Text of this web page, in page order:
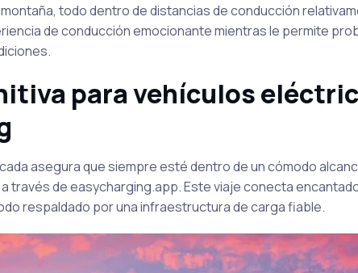
todo dentro de distancias de conducción
de conducción emocionante mientras le permite
para vehículos
asegura que siempre esté dentro de un cómodo
través de easycharging.app. Este viaje conecta
respaldado por una infraestructura de carga fiable.